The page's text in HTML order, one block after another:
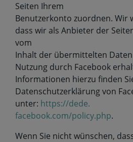
Seiten Ihrem
Benutzerkonto zuordnen. Wir
dass wir als Anbieter der
vom
Inhalt der übermittelten
Nutzung durch Facebook
Informationen hierzu finden
Datenschutzerklärung von
unter: https://dede.
facebook.com/policy.php.
Wenn Sie nicht wünschen,